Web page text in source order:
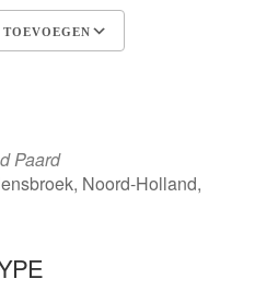
Paard
Noord-Holland,